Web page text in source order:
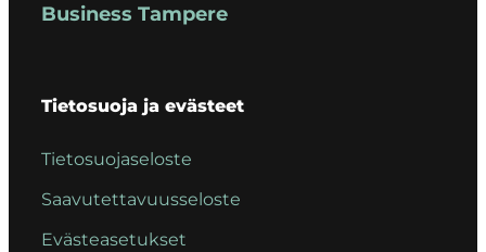
Business Tampere
Tietosuoja ja evästeet
Tietosuojaseloste
Saavutettavuusseloste
Evästeasetukset